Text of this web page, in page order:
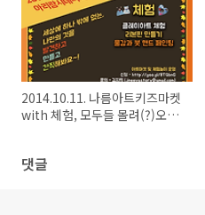
2014.10.11. 나름아트키즈마켓
with 체험, 모두들 몰려(?)오시
댓글